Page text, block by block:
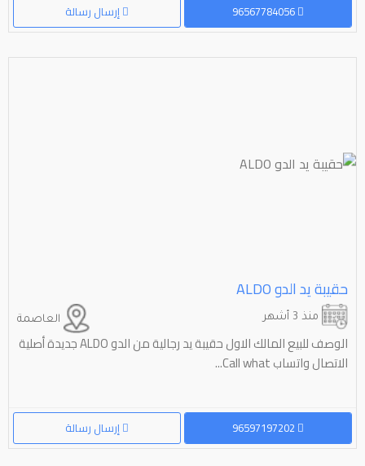
إرسال رسالة
حقيبة يد الدو ⁦⁦ALDO⁩⁩
العاصمة منذ 3 أشهر
الوصف للبيع المالك الاول حقيبة يد رجالية من الدو ALDO جديدة أصلية
الاتصال واتساب Call what...
إرسال رسالة